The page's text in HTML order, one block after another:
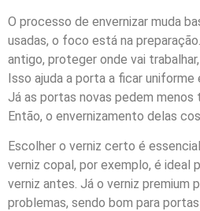
O processo de envernizar muda
usadas, o foco está na
antigo, proteger onde vai
Isso ajuda a porta a ficar uniforme
Já as portas novas pedem menos
Então, o envernizamento delas
Escolher o verniz certo é
verniz copal, por exemplo, é ideal
verniz antes. Já o verniz
problemas, sendo bom para